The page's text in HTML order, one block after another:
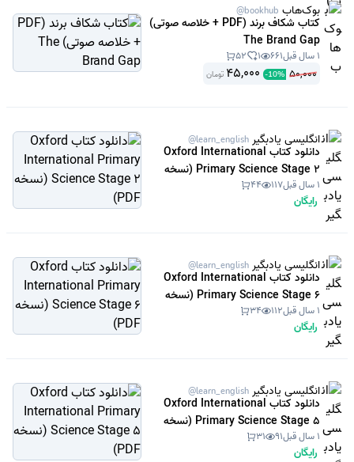
بوک‌هاب @bookhub
کتاب شکاف برند (PDF + خلاصه صوتی)
The Brand Gap
1 سال قبل 661
1
52
50,000
-10%
45,000 تومان
انگلیسی یادبگیر @learn_english
دانلود کتاب Oxford International
Primary Science Stage 2 (نسخه
PDF)1 سال قبل 117
44
رایگان
انگلیسی یادبگیر @learn_english
دانلود کتاب Oxford International
Primary Science Stage 6 (نسخه
PDF)1 سال قبل 112
34
رایگان
انگلیسی یادبگیر @learn_english
دانلود کتاب Oxford International
Primary Science Stage 5 (نسخه
PDF)1 سال قبل 91
31
رایگان